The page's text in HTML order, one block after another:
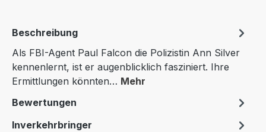
Beschreibung
Als FBI-Agent Paul Falcon die Polizistin Ann Silver
kennenlernt, ist er augenblicklich fasziniert. Ihre
Ermittlungen könnten… Mehr
Bewertungen
Inverkehrbringer